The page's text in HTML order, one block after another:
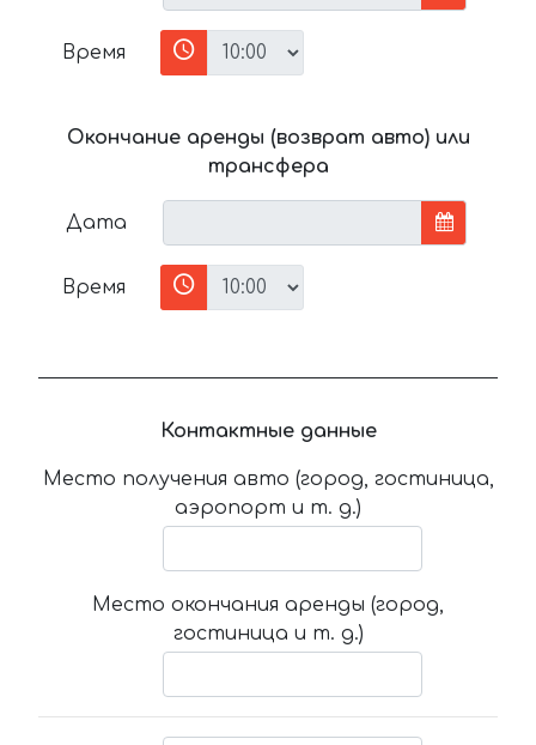
Время
Окончание аренды (возврат авто) или
трансфера
Дата
Время
Контактные данные
Место получения авто (город, гостиница,
аэропорт и т. д.)
Место окончания аренды (город,
гостиница и т. д.)